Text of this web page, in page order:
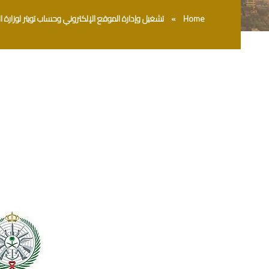
Home » تشغيل وإدارة الموقع الإلكتروني وحساب تويتر لوزارة